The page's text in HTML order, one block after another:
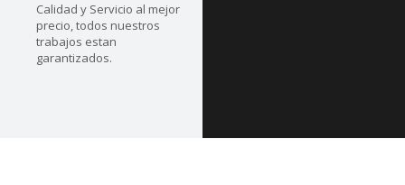
Calidad y Servicio al mejor
precio, todos nuestros
trabajos estan
garantizados.